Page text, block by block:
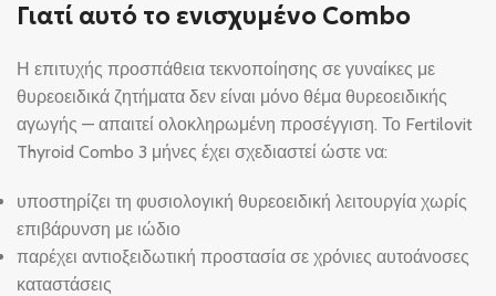
Γιατί αυτό το ενισχυμένο Combo
Η επιτυχής προσπάθεια τεκνοποίησης σε γυναίκες με
θυρεοειδικά ζητήματα δεν είναι μόνο θέμα θυρεοειδικής
αγωγής — απαιτεί ολοκληρωμένη προσέγγιση. Το Fertilovit
Thyroid Combo 3 μήνες έχει σχεδιαστεί ώστε να:
υποστηρίζει τη φυσιολογική θυρεοειδική λειτουργία χωρίς
επιβάρυνση με ιώδιο
παρέχει αντιοξειδωτική προστασία σε χρόνιες αυτοάνοσες
καταστάσεις